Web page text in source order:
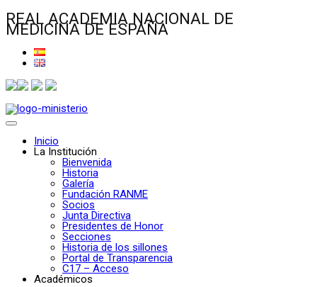
REAL ACADEMIA NACIONAL DE
MEDICINA DE ESPAÑA
Inicio
La Institución
Bienvenida
Historia
Galería
Fundación RANME
Socios
Junta Directiva
Presidentes de Honor
Secciones
Historia de los sillones
Portal de Transparencia
C17 – Acceso
Académicos